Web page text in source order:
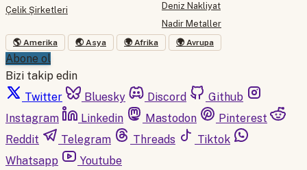
Çelik Şirketleri
Deniz Nakliyat
Nadir Metaller
🌎 Amerika 🌏 Asya 🌍 Afrika 🌍 Avrupa
Abone ol
Bizi takip edin
Twitter
Bluesky Discord
Github
Instagram
Linkedin Mastodon
Pinterest
Reddit
Telegram Threads
Tiktok
Whatsapp
Youtube